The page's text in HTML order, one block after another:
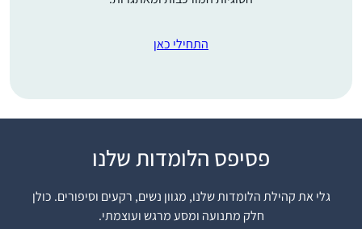
התחילי כאן
פסיפס הלומדות שלנו
גלי את קהילת הלומדות שלנו, מגוון נשים, רקעים וסיפורים. כולן
חלק מתנועה ומסע מרגש ועוצמתי.
גמרא כילדה.,בל
כהתבגרתי התחלתי
לאהוב את זה שוב.